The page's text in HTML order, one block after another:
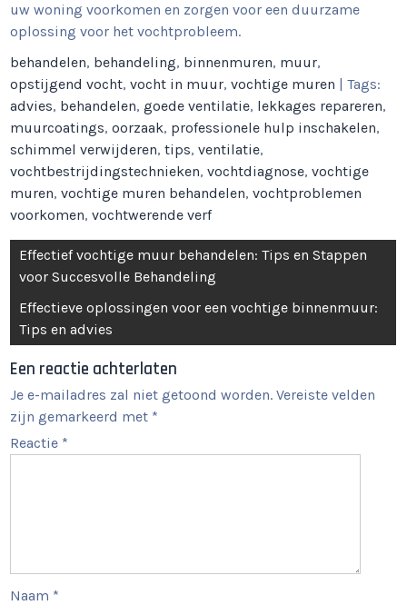
uw woning voorkomen en zorgen voor een duurzame
oplossing voor het vochtprobleem.
behandelen, behandeling, binnenmuren, muur,
opstijgend vocht,vocht in muur,vochtige muren | Tags:
advies, behandelen,goede ventilatie, lekkages repareren,
muurcoatings,oorzaak, professionele hulp inschakelen,
schimmel verwijderen,tips,ventilatie,
vochtbestrijdingstechnieken,vochtdiagnose,vochtige
muren,vochtige muren behandelen,vochtproblemen
voorkomen,vochtwerende verf
Berichtnavigatie
Effectief vochtige muur behandelen: Tips en Stappen
voor Succesvolle Behandeling
Effectieve oplossingen voor een vochtige binnenmuur:
Tips en advies
Een reactie achterlaten
Je e-mailadres zal niet getoond worden. Vereiste velden
zijn gemarkeerd met *
Reactie *
Naam *